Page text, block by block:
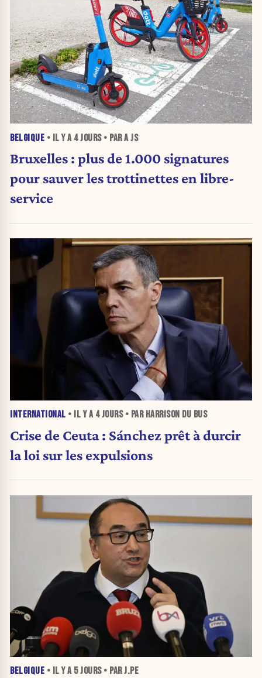
BELGIQUE • IL Y A 4 JOURS• PAR A JS
Bruxelles : plus de 1.000 signatures
pour sauver les trottinettes en libre-
service
INTERNATIONAL • IL Y A 4 JOURS• PAR HARRISON DU BUS
Crise de Ceuta : Sánchez prêt à durcir
la loi sur les expulsions
BELGIQUE • IL Y A 5 JOURS• PAR J.PE